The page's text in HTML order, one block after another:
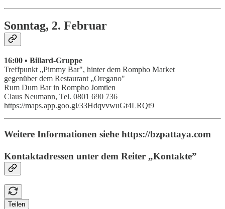
Sonntag, 2. Februar
16:00 ▪ Billard-Gruppe
Treffpunkt „Pimmy Bar", hinter dem Rompho Market
gegenüber dem Restaurant „Oregano"
Rum Dum Bar in Rompho Jomtien
Claus Neumann, Tel. 0801 690 736
https://maps.app.goo.gl/33HdqvvwuGt4LRQt9
Weitere Informationen siehe https://bzpattaya.com
Kontaktadressen unter dem Reiter „Kontakte”
Teilen